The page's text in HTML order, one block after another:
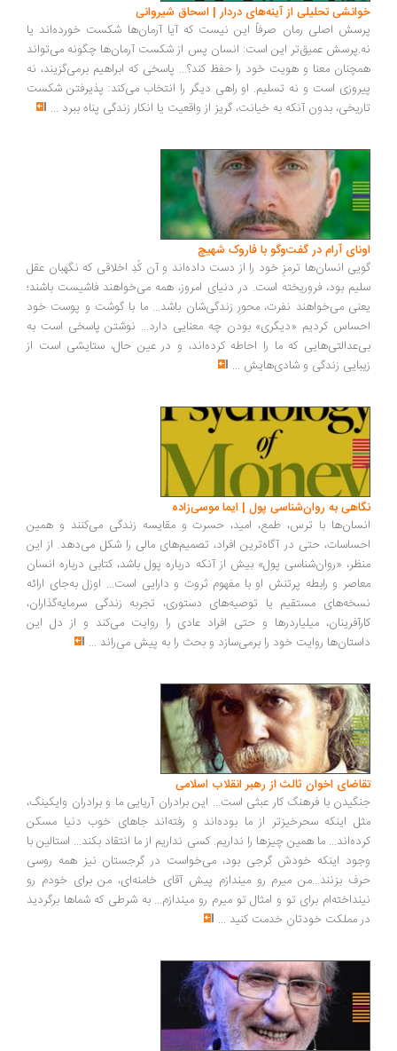
تحلیلی از آینه‌های دردار | اسحاق شیروانی
اصلی رمان صرفاً این نیست که آیا آرمان‌ها شکست خورده‌اند یا
عمیق‌تر این است: انسان پس از شکست آرمان‌ها چگونه می‌تواند
معنا و هویت خود را حفظ کند؟... پاسخی که ابراهیم برمی‌گزیند، نه
است و نه تسلیم. او راهی دیگر را انتخاب می‌کند: پذیرفتن شکست
بدون آنکه به خیانت، گریز از واقعیت یا انکار زندگی پناه ببرد...
آرام در گفت‌وگو با فاروک شهیچ‭
انسان‌ها ترمزِ خود را از دست داده‌اند و آن کُدِ اخلاقی که نگهبان عقل
بود، فروریخته است. در دنیای امروز، همه می‌خواهند فاشیست باشند؛
می‌خواهند نفرت، محورِ زندگی‌شان باشد... ما با گوشت و پوست خود
کردیم «دیگری» بودن چه معنایی دارد... نوشتن پاسخی است به
که ما را احاطه کرده‌اند، و در عین حال، ستایشی است از
زندگی و شادی‌هایش...
به روان‌شناسی پول | ایما موسی‌زاده
با ترس، طمع، امید، حسرت و مقایسه زندگی می‌کنند و همین
حتی در آگاه‌ترین افراد، تصمیم‌های مالی را شکل می‌دهد. از این
«روان‌شناسی پول» بیش از آنکه درباره پول باشد، کتابی درباره انسان
و رابطه پرتنش او با مفهوم ثروت و دارایی است... اوزل به‌جای ارائه
مستقیم یا توصیه‌های دستوری، تجربه زندگی سرمایه‌گذاران،
میلیاردرها و حتی افراد عادی را روایت می‌کند و از دل این
روایت خود را برمی‌سازد و بحث را به پیش می‌راند...
اخوان ثالث از رهبر انقلاب اسلامی
با فرهنگ کار عبثی است... این برادران آریایی ما و برادران وایکینگ،
اینکه سحرخیزتر از ما بوده‌اند و رفته‌اند جاهای خوب دنیا مسکن
ما همین چیزها را نداریم. کسی نداریم از ما انتقاد بکند... استالین با
اینکه خودش گرجی بود، می‌خواست در گرجستان نیز همه روسی
بزنند...من میرم رو میندازم پیش آقای خامنه‌ای، من برای خودم رو
برای تو و امثال تو میرم رو میندازم... به شرطی که شماها برگردید
مملکت خودتان خدمت کنید...